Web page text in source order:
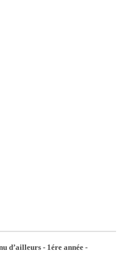
d’ailleurs - 1ére année -